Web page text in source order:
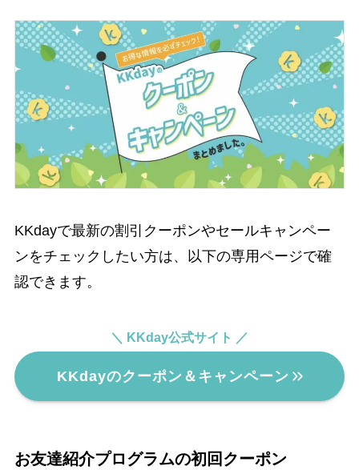
KKdayで最新の割引クーポンやセールキャンペー
ンをチェックしたい方は、以下の専用ページで確
認できます。
＼ KKday公式サイト ／
KKdayのクーポン＆キャンペーン
お友達紹介プログラムの初回クーポン